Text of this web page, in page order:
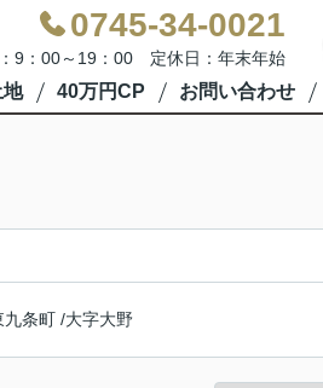
0745-34-0021
9：00～19：00 定休日：年末年始
40万円CP お問い合わせ
九条町 /大字大野